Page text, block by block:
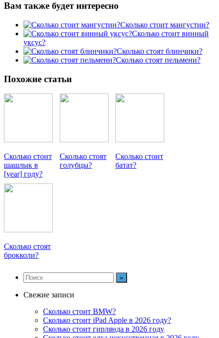
Вам также будет интересно
Сколько стоит мангустин?
Сколько стоит винный
уксус?
Сколько стоят блинчики?
Сколько стоят пельмени?
Похожие статьи
Сколько стоит
шашлык в
[year] году?
Сколько стоят
голубцы?
Сколько стоит
батат?
Сколько стоят
брокколи?
Свежие записи
Сколько стоит BMW?
Сколько стоит iPad Apple в 2026 году?
Сколько стоит гирлянда в 2026 году